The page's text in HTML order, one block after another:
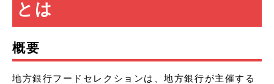
とは
概要
地方銀行フードセレクションは、地方銀行が主催する